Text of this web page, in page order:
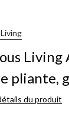
Living
pliante,
du produit